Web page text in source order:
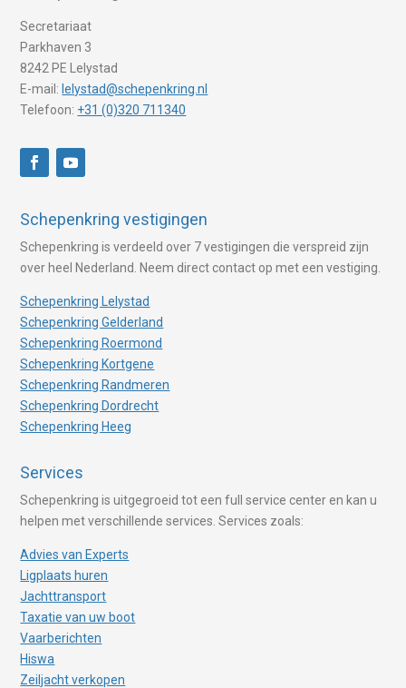
Secretariaat
Parkhaven 3
8242 PE Lelystad
E-mail: lelystad@schepenkring.nl
Telefoon: +31 (0)320 711340
Schepenkring vestigingen
Schepenkring is verdeeld over 7 vestigingen die verspreid zijn
over heel Nederland. Neem direct contact op met een vestiging.
Schepenkring Lelystad
Schepenkring Gelderland
Schepenkring Roermond
Schepenkring Kortgene
Schepenkring Randmeren
Schepenkring Dordrecht
Schepenkring Heeg
Services
Schepenkring is uitgegroeid tot een full service center en kan u
helpen met verschillende services. Services zoals:
Advies van Experts
Ligplaats huren
Jachttransport
Taxatie van uw boot
Vaarberichten
Hiswa
Zeiljacht verkopen